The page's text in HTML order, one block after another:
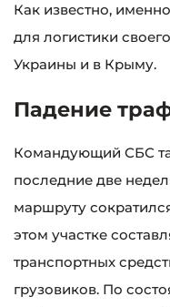
Как известно,
для логистики
Украины и в Крыму.
Падение
Командующий СБС
последние две
маршруту
этом участке
транспортных
грузовиков. По